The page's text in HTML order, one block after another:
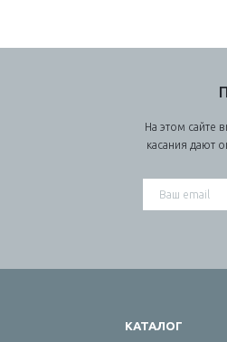
На этом сайте
касания дают
КАТАЛОГ